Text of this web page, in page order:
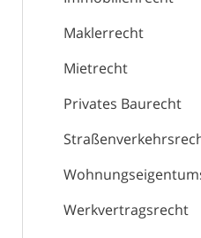
Maklerrecht
Mietrecht
Privates Baurecht
Werkvertragsrecht